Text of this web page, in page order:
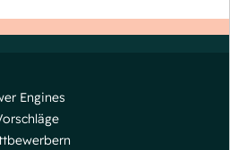
Engines